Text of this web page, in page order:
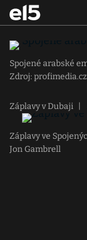
Spojené arabské
Zdroj: profimedia.cz
Záplavy v Dubaji
Záplavy ve
Jon Gambrell